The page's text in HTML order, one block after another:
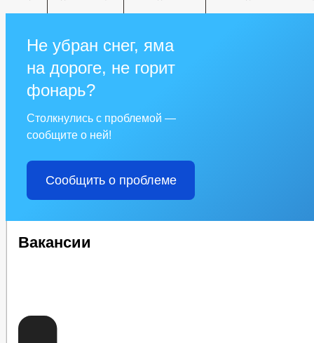
Не убран снег, яма
на дороге, не горит
фонарь?
Столкнулись с проблемой —
сообщите о ней!
Сообщить о проблеме
Вакансии